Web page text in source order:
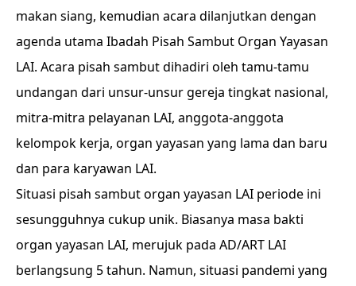
makan siang, kemudian acara dilanjutkan dengan
agenda utama Ibadah Pisah Sambut Organ Yayasan
LAI. Acara pisah sambut dihadiri oleh tamu-tamu
undangan dari unsur-unsur gereja tingkat nasional,
mitra-mitra pelayanan LAI, anggota-anggota
kelompok kerja, organ yayasan yang lama dan baru
dan para karyawan LAI.
Situasi pisah sambut organ yayasan LAI periode ini
sesungguhnya cukup unik. Biasanya masa bakti
organ yayasan LAI, merujuk pada AD/ART LAI
berlangsung 5 tahun. Namun, situasi pandemi yang